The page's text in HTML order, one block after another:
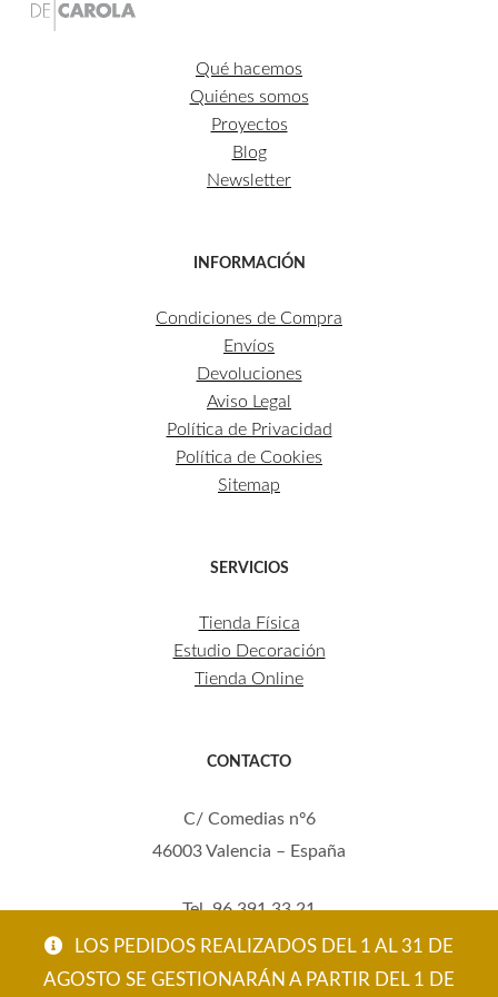
LOS PEDIDOS REALIZADOS DEL 1 AL 31 DE
AGOSTO SE GESTIONARÁN A PARTIR DEL 1 DE
Qué hacemos
Quiénes somos
Proyectos
Blog
Newsletter
INFORMACIÓN
Condiciones de Compra
Envíos
Devoluciones
Aviso Legal
Política de Privacidad
Política de Cookies
Sitemap
SERVICIOS
Tienda Física
Estudio Decoración
Tienda Online
CONTACTO
C/ Comedias nº6
46003 Valencia – España
Tel. 96 391 33 21
Mov. 620 123 461
carola@eltallerdecarola.com